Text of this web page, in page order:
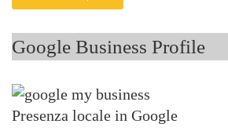
Google Business Profile
Presenza locale in Google